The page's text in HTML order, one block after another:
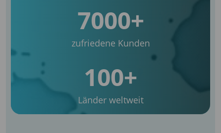
7000+
zufriedene Kunden
100+
Länder weltweit